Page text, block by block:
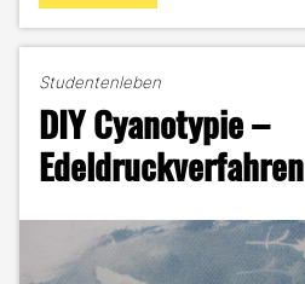
Digitaldesign
graue
Theorie"
Studentenleben
DIY Cyanotypie –
Edeldruckverfahren